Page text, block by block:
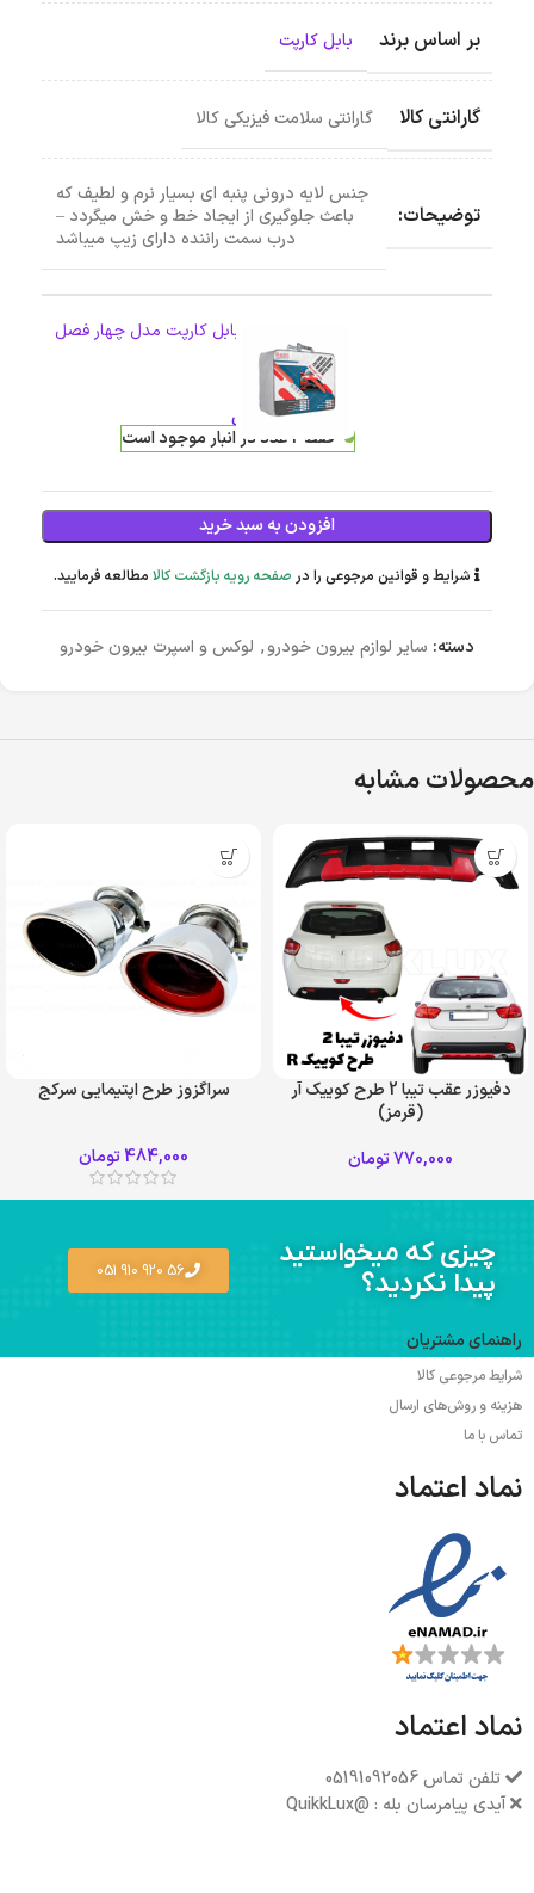
بر اساس برند بابل کارپت
گارانتی کالا گارانتی سلامت فیزیکی کالا
توضیحات:
جنس لایه درونی پنبه ای بسیار نرم و لطیف که
باعث جلوگیری از ایجاد خط و خش میگردد –
درب سمت راننده دارای زیپ میباشد
چادر خودرو برند بابل کارپت مدل چهار فصل
سایز L2
7,239,700تومان
فقط 2 عدد در انبار موجود است
افزودن به سبد خرید
شرایط و قوانین مرجوعی را در صفحه رویه بازگشت کالا مطالعه فرمایید.
دسته: سایر لوازم بیرون خودرو, لوکس و اسپرت بیرون خودرو
محصولات مشابه
دفیوزر عقب تیبا 2 طرح کوییک آر
(قرمز)
770,000تومان
سراگزوز طرح اپتیمایی سرکج
484,000تومان
چیزی که میخواستید
پیدا نکردید؟
56 920 910 051
راهنمای مشتریان
شرایط مرجوعی کالا
هزینه و روش‌های ارسال
تماس با ما
نماد اعتماد
نماد اعتماد
تلفن تماس 05191092056
آیدی پیامرسان بله : @QuikkLux